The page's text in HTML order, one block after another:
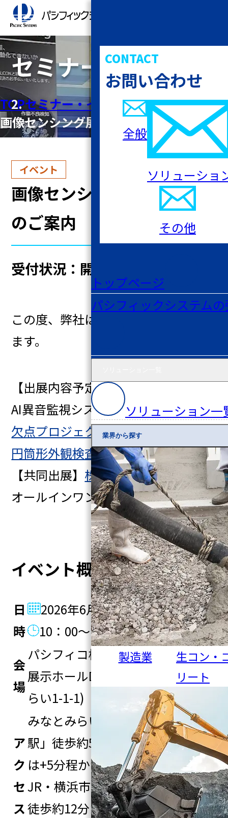
CONTACT
お問い合わせ
全般
ソリューショ
その他
トップページ
パシフィックシステム
ソリューション一
業界から探す
製造業
生コン・
リート
セミナー・イベント
詳細
TOPセミナー・イベント
画像センシング展2026出展のご案内
イベント
画像センシング展2026出展
のご案内
受付状況： 開催終了
この度、弊社は下記内容にて出展し
ます。
【出展内容予定】
AI異音監視システム
欠点プロジェクションマッピング
円筒形外観検査装置
【共同出展】 株式会社テクパル様
オールインワンPC、1U/2U-PC
イベント概要
日
時
2026年6月10日(水)～12日(金)
10：00～17：00
会
場
パシフィコ横浜
展示ホールD(横浜市西区みなとみ
らい1-1-1)
ア
ク
セ
ス
みなとみらい線「みなとみらい
駅」徒歩約5分(展示ホールDまで
は+5分程かかります)
JR・横浜市営地下鉄「桜木町駅」
徒歩約12分